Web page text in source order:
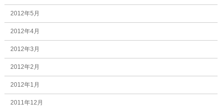
2012年5月
2012年4月
2012年3月
2012年2月
2012年1月
2011年12月